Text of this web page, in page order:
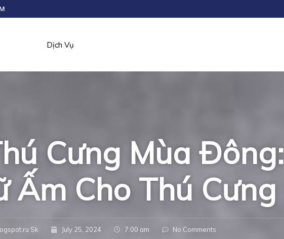
Dịch Vụ
Cưng Mùa Đông:
Ấm Cho Thú Cưng
Sk July 25, 2024 7:00 am No Comments